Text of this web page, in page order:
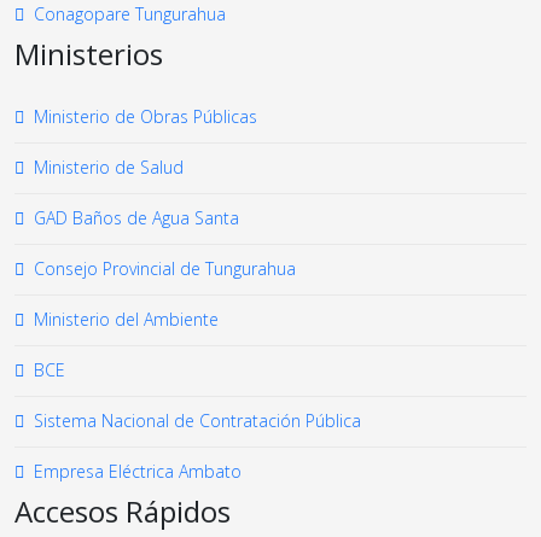
Conagopare Tungurahua
Ministerios
Ministerio de Obras Públicas
Ministerio de Salud
GAD Baños de Agua Santa
Consejo Provincial de Tungurahua
Ministerio del Ambiente
BCE
Sistema Nacional de Contratación Pública
Empresa Eléctrica Ambato
Accesos Rápidos